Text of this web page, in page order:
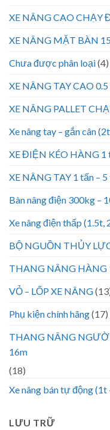
XE NÂNG CAO CHẠY
XE NÂNG MẶT BÀN
Chưa được phân loại(4)
XE NÂNG TAY CAO
XE NÂNG PALLET
Xe nâng tay – gắn cân
XE ĐIỆN KÉO HÀNG 1
XE NÂNG TAY 1 tấn –
Bàn nâng điện 300kg –
Xe nâng điện thấp (1.5t,
BỘ NGUỒN THỦY
THANG NÂNG HÀNG
VỎ – LỐP XE NÂNG
Phụ kiện chính hãng(17)
THANG NÂNG NGƯỜI
16m
(18)
Xe nâng bán tự động (1t
LƯU TRỮ